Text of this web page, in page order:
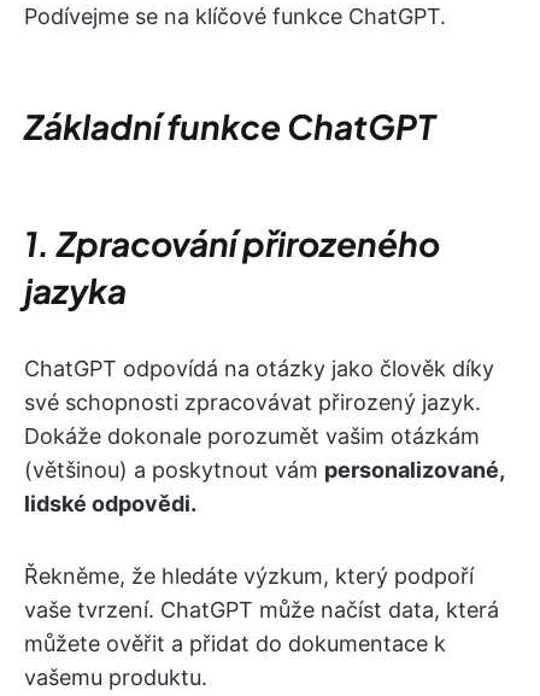
Podívejme se na klíčové funkce ChatGPT.
Základní funkce ChatGPT
1. Zpracování přirozeného
jazyka
ChatGPT odpovídá na otázky jako člověk díky
své schopnosti zpracovávat přirozený jazyk.
Dokáže dokonale porozumět vašim otázkám
(většinou) a poskytnout vám personalizované,
lidské odpovědi.
Řekněme, že hledáte výzkum, který podpoří
vaše tvrzení. ChatGPT může načíst data, která
můžete ověřit a přidat do dokumentace k
vašemu produktu.